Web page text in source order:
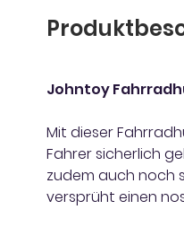
Johntoy
Mit dieser
Fahrer sicherlich
zudem auch noch
versprüht einen